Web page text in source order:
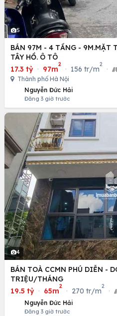
5
BÁN 97M - 4 TẦNG - 9M.MẶT
TÂY HỒ. Ô TÔ
17.3 tỷ · 97m
2
· 156 tr/m
2
·
Thành phố Hà Nội
Nguyễn Đức Hải
Đăng 3 giờ trước
4
BÁN TOÀ CCMN PHÚ DIỄN -
TRIỆU/THÁNG
19.5 tỷ · 65m
2
· 270 tr/m
2
·
Nguyễn Đức Hải
Đăng 3 giờ trước